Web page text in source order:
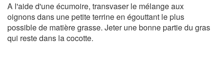
A l'aide d'une écumoire, transvaser le mélange aux
oignons dans une petite terrine en égouttant le plus
possible de matière grasse. Jeter une bonne partie du gras
qui reste dans la cocotte.